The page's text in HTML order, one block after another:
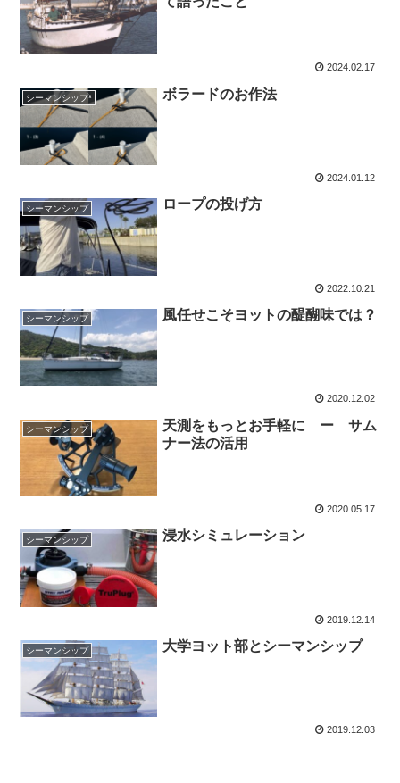
2024.02.17
シーマンシップ* ボラードのお作法
2024.01.12
シーマンシップ ロープの投げ方
2022.10.21
シーマンシップ 風任せこそヨットの醍醐味では？
2020.12.02
シーマンシップ
天測をもっとお手軽に ー サム
ナー法の活用
2020.05.17
シーマンシップ 浸水シミュレーション
2019.12.14
シーマンシップ 大学ヨット部とシーマンシップ
2019.12.03